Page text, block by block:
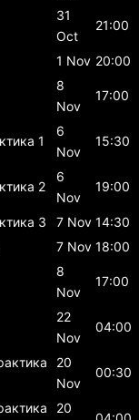
31
Oct
21:00
1 Nov 20:00
8
Nov
17:00
1
6
Nov
15:30
2
6
Nov
19:00
3 7 Nov 14:30
7 Nov 18:00
8
Nov
17:00
22
Nov
04:00
20
Nov
00:30
20